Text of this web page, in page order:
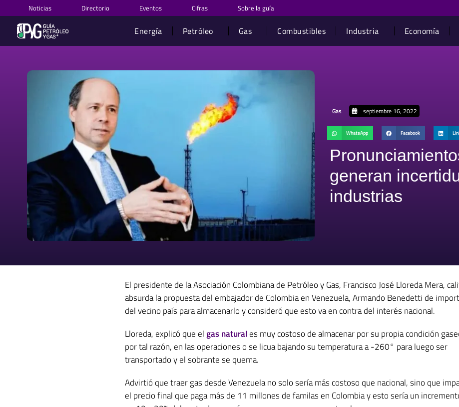
al
contenido
Noticias Directorio Eventos Cifras Sobre la guía
Energía Petróleo Gas Combustibles Industria Economía
Gas septiembre 16, 2022
WhatsApp Facebook
generan
industrias
El presidente de la Asociación Colombiana de Petróleo y Gas, Francisco José Lloreda Mera,
absurda la propuesta del embajador de Colombia en Venezuela, Armando Benedetti de
del vecino país para almacenarlo y consideró que esto va en contra del interés nacional.
Lloreda, explicó que elgas natural es muy costoso de almacenar por su propia condición
por tal razón, en las operaciones o se licua bajando su temperatura a -260° para luego ser
transportado y el sobrante se quema.
Advirtió que traer gas desde Venezuela no solo sería más costoso que nacional, sino que
el precio final que paga más de 11 millones de familas en Colombia y esto sería un